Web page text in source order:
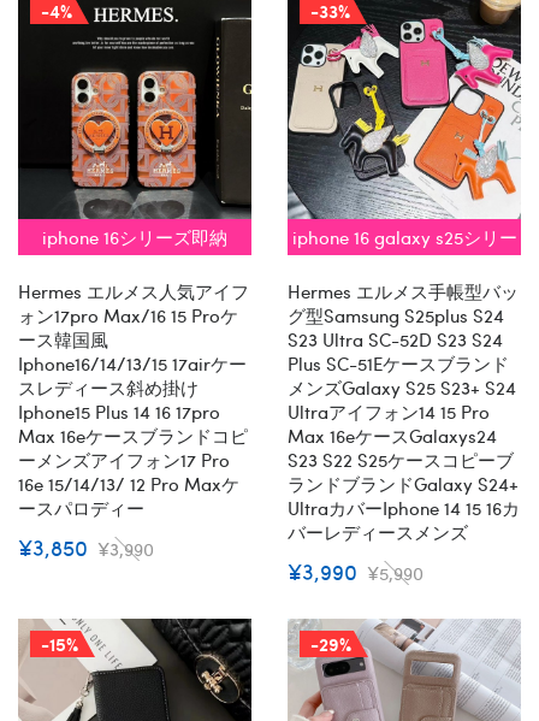
-4%
iphone 16シリーズ即納
Hermes エルメス人気アイフ
ォン17pro Max/16 15 Proケ
ース韓国風
Iphone16/14/13/15 17airケー
スレディース斜め掛け
Iphone15 Plus 14 16 17pro
Max 16eケースブランドコピ
ーメンズアイフォン17 Pro
16e 15/14/13/ 12 Pro Maxケ
ースパロディー
¥3,850 ¥3,990
-33%
iphone 16 galaxy s25シリー
Hermes エルメス手帳型バッ
グ型samsung S25plus S24
S23 Ultra SC-52D S23 S24
Plus SC-51Eケースブランド
メンズgalaxy S25 S23+ S24
Ultraアイフォン14 15 Pro
Max 16eケースGalaxys24
S23 S22 S25ケースコピーブ
ランドブランドgalaxy S24+
Ultraカバーiphone 14 15 16カ
バーレディースメンズ
¥3,990 ¥5,990
-15% -29%